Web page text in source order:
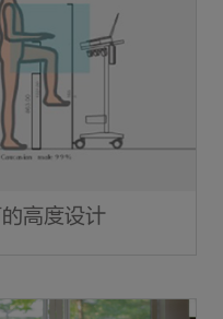
高度设计